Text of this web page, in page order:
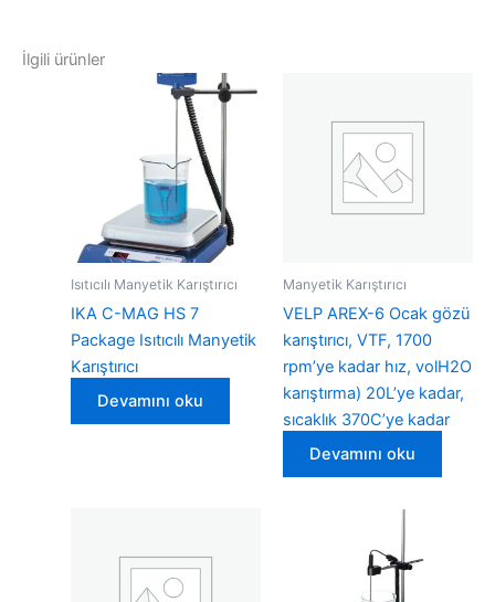
İlgili ürünler
Isıtıcılı Manyetik Karıştırıcı
IKA C-MAG HS 7
Package Isıtıcılı Manyetik
Karıştırıcı
Devamını oku
Manyetik Karıştırıcı
VELP AREX-6 Ocak gözü
karıştırıcı, VTF, 1700
rpm’ye kadar hız, volH2O
karıştırma) 20L’ye kadar,
sıcaklık 370C’ye kadar
Devamını oku